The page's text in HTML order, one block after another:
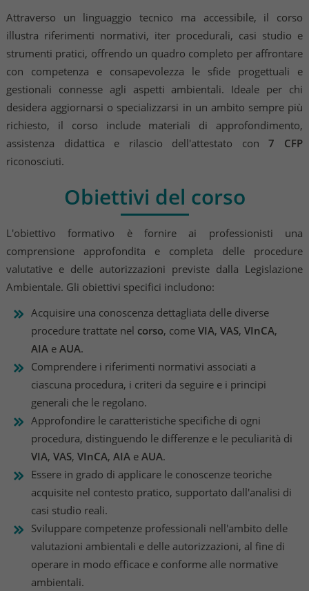
Attraverso un linguaggio tecnico ma accessibile, il corso
illustra riferimenti normativi, iter procedurali, casi studio e
strumenti pratici, offrendo un quadro completo per affrontare
con competenza e consapevolezza le sfide progettuali e
gestionali connesse agli aspetti ambientali. Ideale per chi
desidera aggiornarsi o specializzarsi in un ambito sempre più
richiesto, il corso include materiali di approfondimento,
assistenza didattica e rilascio dell'attestato con7 CFP
riconosciuti.
Obiettivi del corso
L'obiettivo formativo è fornire ai professionisti una
comprensione approfondita e completa delle procedure
valutative e delle autorizzazioni previste dalla Legislazione
Ambientale. Gli obiettivi specifici includono:
Acquisire una conoscenza dettagliata delle diverse
procedure trattate nel corso, come VIA, VAS, VInCA,
AIA e AUA.
Comprendere i riferimenti normativi associati a
ciascuna procedura, i criteri da seguire e i principi
generali che le regolano.
Approfondire le caratteristiche specifiche di ogni
procedura, distinguendo le differenze e le peculiarità di
VIA, VAS, VInCA, AIA e AUA.
Essere in grado di applicare le conoscenze teoriche
acquisite nel contesto pratico, supportato dall'analisi di
casi studio reali.
Sviluppare competenze professionali nell'ambito delle
valutazioni ambientali e delle autorizzazioni, al fine di
operare in modo efficace e conforme alle normative
ambientali.